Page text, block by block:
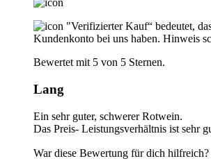
"Verifizierter Kauf“ bedeutet,
Kundenkonto bei uns haben. Hinweis
Bewertet mit 5 von 5 Sternen.
Lang
Ein sehr guter, schwerer Rotwein.
Das Preis- Leistungsverhältnis ist sehr
War diese Bewertung für dich hilfreich?